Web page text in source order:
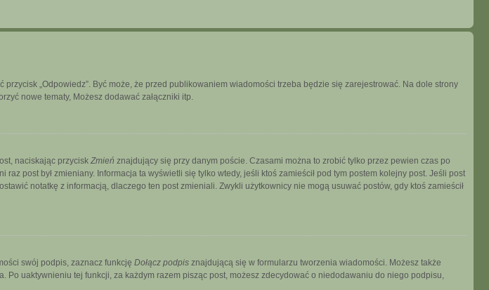
„Odpowiedz”. Być może, że przed publikowaniem wiadomości trzeba będzie się zarejestrować. Na dole strony
nowe tematy, Możesz dodawać załączniki itp.
naciskając przycisk Zmień znajdujący się przy danym poście. Czasami można to zrobić tylko przez pewien czas po
post był zmieniany. Informacja ta wyświetli się tylko wtedy, jeśli ktoś zamieścił pod tym postem kolejny post. Jeśli post
notatkę z informacją, dlaczego ten post zmieniali. Zwykli użytkownicy nie mogą usuwać postów, gdy ktoś zamieścił
swój podpis, zaznacz funkcję Dołącz podpis znajdującą się w formularzu tworzenia wiadomości. Możesz także
uaktywnieniu tej funkcji, za każdym razem pisząc post, możesz zdecydować o niedodawaniu do niego podpisu,